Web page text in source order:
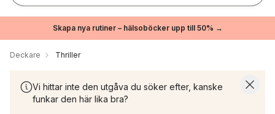
Skapa nya rutiner – hälsoböcker upp till 50% →
Deckare Thriller
Vi hittar inte den utgåva du söker efter, kanske
funkar den här lika bra?